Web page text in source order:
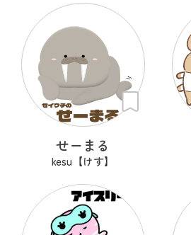
せーまる
kesu【けす】